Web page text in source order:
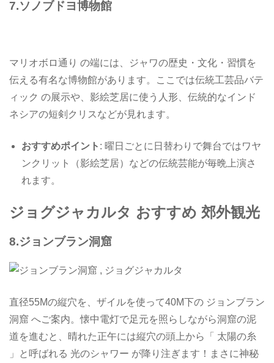
7.ソノブドヨ博物館
マリオボロ通り の端には、ジャワの歴史・文化・習慣を
伝える有名な博物館があります。ここでは伝統工芸品バテ
ィック の展示や、影絵芝居に使う人形、伝統的なインド
ネシアの短剣クリスなどが見れます。
おすすめポイント : 曜日ごとに日替わりで舞台ではワヤ
ンクリット（影絵芝居）などの伝統芸能が毎晩上演さ
れます。
ジョグジャカルタ おすすめ 郊外観光
8.ジョンブラン洞窟
直径55Mの縦穴を、ザイルを使って40M下の ジョンブラン
洞窟 へご案内。懐中電灯で足元を照らしながら洞窟の泥
道を進むと、晴れた正午には縦穴の頭上から「 太陽の糸
」と呼ばれる 光のシャワー が降り注ぎます！まさに神秘